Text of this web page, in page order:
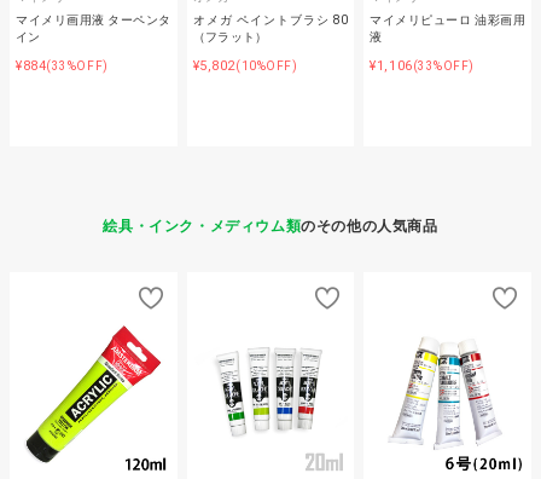
マイメリ画用液 ターペンタ
イン
¥884(33%OFF)
オメガ ペイントブラシ 80
（フラット）
¥5,802(10%OFF)
マイメリピューロ 油彩画用
液
¥1,106(33%OFF)
絵具・インク・メディウム類のその他の人気商品